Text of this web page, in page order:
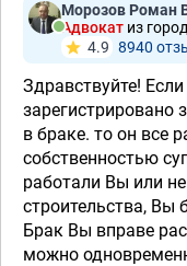
Морозов Роман
Адвокат из
4.9 8940
Здравствуйте!
зарегистрировано
в браке. то он все
собственностью
работали Вы или
строительства, Вы
Брак Вы вправе
можно